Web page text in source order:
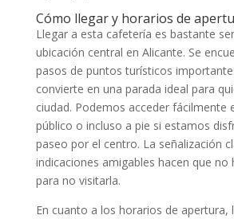
Cómo llegar y horarios de
Llegar a esta cafetería es bastante
ubicación central en Alicante. Se
pasos de puntos turísticos
convierte en una parada ideal para
ciudad. Podemos acceder fácilmente
público o incluso a pie si estamos
paseo por el centro. La señalización
indicaciones amigables hacen que no
para no visitarla.
En cuanto a los horarios de apertura,